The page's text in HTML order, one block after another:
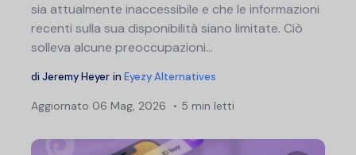
sia attualmente inaccessibile e che le informazioni
recenti sulla sua disponibilità siano limitate. Ciò
solleva alcune preoccupazioni...
di Jeremy Heyer in Eyezy Alternatives
Aggiornato 06 Mag, 2026 5 min letti